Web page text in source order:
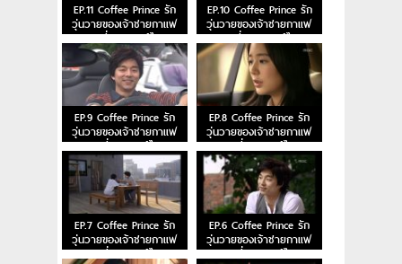
EP.11 Coffee Prince รัก
วุ่นวายของเจ้าชายกาแฟ
ตอนที่ 11 พากย์ไทย
EP.10 Coffee Prince รัก
วุ่นวายของเจ้าชายกาแฟ
ตอนที่ 10 พากย์ไทย
EP.9 Coffee Prince รัก
วุ่นวายของเจ้าชายกาแฟ
ตอนที่ 9 พากย์ไทย
EP.8 Coffee Prince รัก
วุ่นวายของเจ้าชายกาแฟ
ตอนที่ 8 พากย์ไทย
EP.7 Coffee Prince รัก
วุ่นวายของเจ้าชายกาแฟ
ตอนที่ 7 พากย์ไทย
EP.6 Coffee Prince รัก
วุ่นวายของเจ้าชายกาแฟ
ตอนที่ 6 พากย์ไทย